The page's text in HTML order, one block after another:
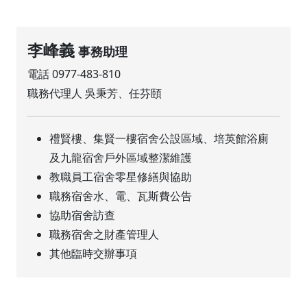
李峰義 事務助理
電話 0977-483-810
職務代理人 吳秉芳、任芬頤
禮賢樓、集賢一樓宿舍公設區域、培英館浴廁
及九龍宿舍戶外區域整潔維護
教職員工宿舍零星修繕與協助
職務宿舍水、電、瓦斯費公告
協助宿舍訪查
職務宿舍之財產管理人
其他臨時交辦事項